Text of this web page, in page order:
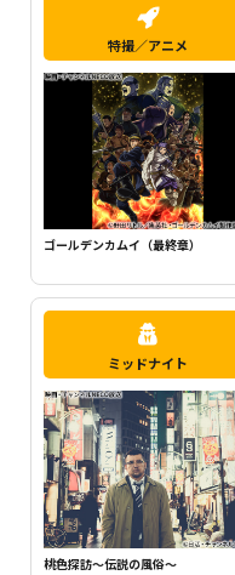
特撮／アニメ
ちいかわ（シーズン1）（全120話）
ミッドナイト
桃色探訪～伝説の風俗～